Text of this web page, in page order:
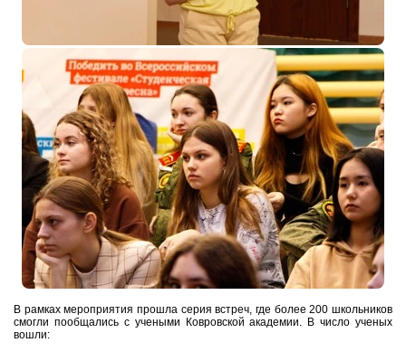
В рамках мероприятия прошла серия встреч, где более 200 школьников
смогли пообщались с учеными Ковровской академии. В число ученых
вошли: